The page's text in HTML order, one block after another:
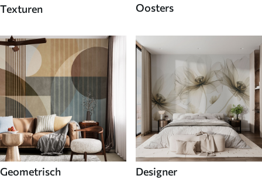
Texturen Oosters
Geometrisch Designer